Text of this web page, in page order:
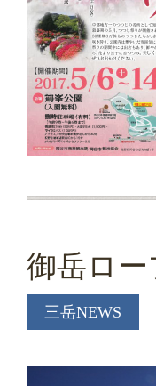
御岳ロ
三岳NEWS